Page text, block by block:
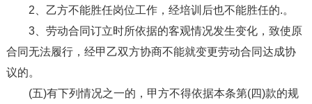
2、乙方不能胜任岗位工作，经培训后也不能胜任的.。
3、劳动合同订立时所依据的客观情况发生变化，致使原
合同无法履行，经甲乙双方协商不能就变更劳动合同达成协
议的。
(五)有下列情况之一的，甲方不得依据本条第(四)款的规